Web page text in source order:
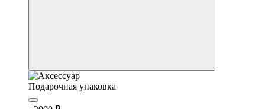
Подарочная упаковка